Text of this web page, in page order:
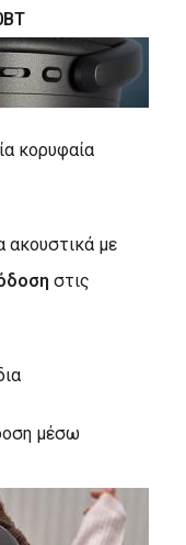
BT
κορυφαία
ακουστικά με
στις
μέσω